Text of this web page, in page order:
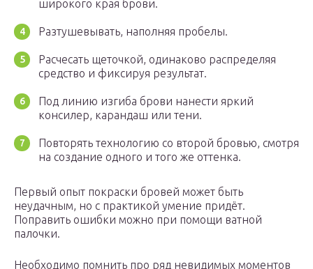
широкого края брови.
Разтушевывать, наполняя пробелы.
Расчесать щеточкой, одинаково распределяя
средство и фиксируя результат.
Под линию изгиба брови нанести яркий
консилер, карандаш или тени.
Повторять технологию со второй бровью, смотря
на создание одного и того же оттенка.
Первый опыт покраски бровей может быть
неудачным, но с практикой умение придёт.
Поправить ошибки можно при помощи ватной
палочки.
Необходимо помнить про ряд невидимых моментов